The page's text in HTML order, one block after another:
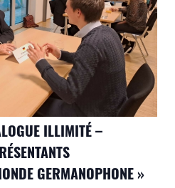
ILLIMITÉ –
GERMANOPHONE »